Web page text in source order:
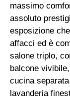
massimo
assoluto
esposizione
affacci ed è
salone triplo,
balcone
cucina
lavanderia